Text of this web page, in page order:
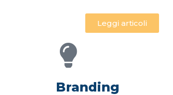
Leggi articoli
Branding